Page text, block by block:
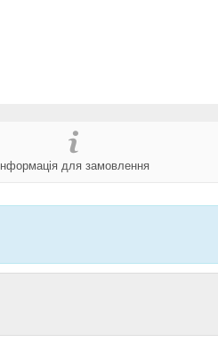
для замовлення